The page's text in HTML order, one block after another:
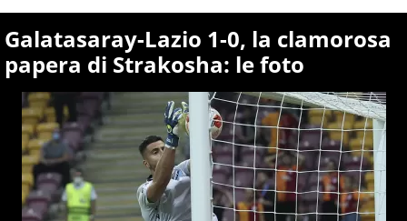
Galatasaray-Lazio 1-0, la clamorosa
papera di Strakosha: le foto